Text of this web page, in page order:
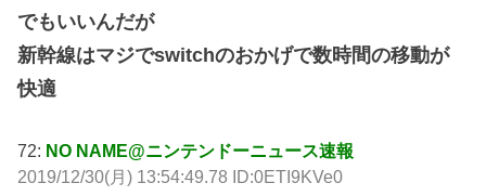
でもいいんだが
新幹線はマジでswitchのおかげで数時間の移動が
快適
72: NO NAME@ニンテンドーニュース速報
2019/12/30(月) 13:54:49.78 ID:0ETI9KVe0